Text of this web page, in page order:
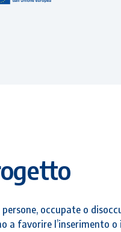
occupate o
a favorire l’inserimento